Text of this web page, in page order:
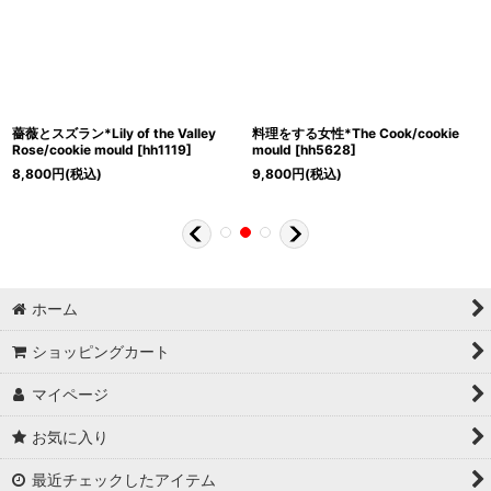
薔薇とスズラン*Lily of the Valley
Rose/cookie mould [hh1119]
8,800円(税込)
料理をする女性*The Cook/cookie
mould [hh5628]
9,800円(税込)
ホーム
ショッピングカート
マイページ
お気に入り
最近チェックしたアイテム